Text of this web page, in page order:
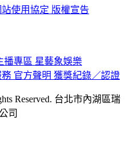
站使用協定 版權宣告
播專區 星藝象娛樂
務 官方聲明 獲獎紀錄／認證
Reserved. 台北市內湖區瑞
司